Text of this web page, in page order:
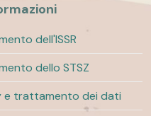
dell'ISSR
dello STSZ
e trattamento dei dati